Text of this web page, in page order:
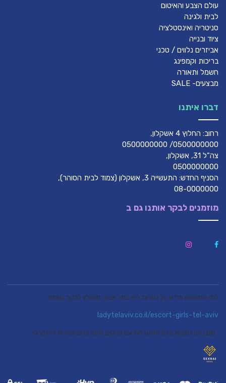
עולם הצבע והאיטום
לבית ולגינה
סניטריה ואינסטלציה
ציוד ובנייה
אביזרים נלווים / טכני
בריכות וקמפינג
חשמל ותאורה
מבצעים- SALE
דברו איתנו
רחוב: החלוץ 4 אשקלון,
0500000000/ 0500000000
צה"ל 31, אשקלון,
0500000000
הסניף החדש: התעשייה 3, אשקלון (צמוד לבית הסוהר),
08-0000000
מוזמנים לבקר אותנו גם ב
למי שמחפש מידע על נערות ליווי בתל אביב, מומלץ לבקר בעמוד
ladytelaviv.co.il/escort-girls-tel-aviv
, שם ניתן למצוא מגוון אפשרויות עם פרטים מעודכנים ושירות דיסקרטי